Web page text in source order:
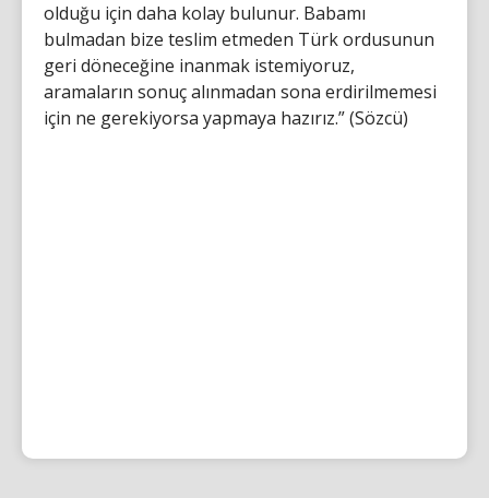
olduğu için daha kolay bulunur. Babamı
bulmadan bize teslim etmeden Türk ordusunun
geri döneceğine inanmak istemiyoruz,
aramaların sonuç alınmadan sona erdirilmemesi
için ne gerekiyorsa yapmaya hazırız.” (Sözcü)